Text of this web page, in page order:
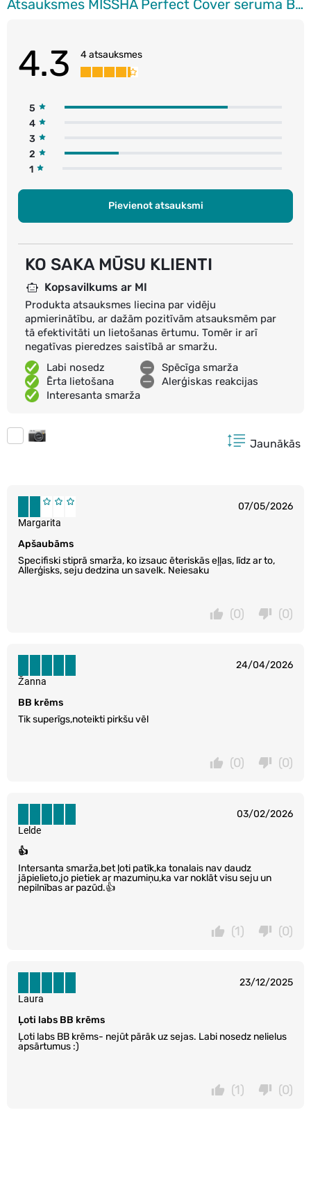
Atsauksmes MISSHA Perfect Cover seruma BB krēms sejai SPF50+, No.23, Natural Beige, 20ml
4.3 4 atsauksmes
5
4
3
2
1
Pievienot atsauksmi
KO SAKA MŪSU KLIENTI
Kopsavilkums ar MI
Produkta atsauksmes liecina par vidēju
apmierinātību, ar dažām pozitīvām atsauksmēm par
tā efektivitāti un lietošanas ērtumu. Tomēr ir arī
negatīvas pieredzes saistībā ar smaržu.
Labi nosedz
Ērta lietošana
Interesanta smarža
Spēcīga smarža
Alerģiskas reakcijas
Jaunākās
07/05/2026
Apšaubāms
Specifiski stiprā smarža, ko izsauc ēteriskās eļļas, līdz ar to,
Allerģisks, seju dedzina un savelk. Neiesaku
Margarita
(0)
(0)
24/04/2026
BB krēms
Tik superīgs,noteikti pirkšu vēl
Žanna
(0)
(0)
03/02/2026
👍
Intersanta smarža,bet ļoti patīk,ka tonalais nav daudz
jāpielieto,jo pietiek ar mazumiņu,ka var noklāt visu seju un
nepilnības ar pazūd.👍
Lelde
(0)
(1)
23/12/2025
Ļoti labs BB krēms
Ļoti labs BB krēms- nejūt pārāk uz sejas. Labi nosedz nelielus
apsārtumus :)
Laura
(0)
(1)